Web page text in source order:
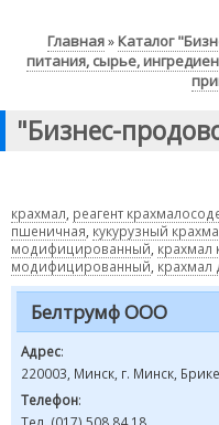
Главная» Каталог
питания, сырье,
"Бизнес-
крахмал реагент
пшеничная кукурузный
модифицированный крахмал
модифицированный крахмал
Белтрумф ООО
Адрес:
220003, Минск, г. Минск,
Телефон: